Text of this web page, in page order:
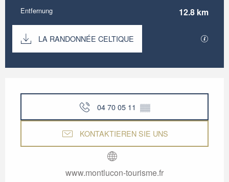
Entfernung
12.8 km
Dokumentation
LA RANDONNÉE CELTIQUE Mit
04 70 05 11 ▒▒
KONTAKTIEREN SIE UNS
www.montlucon-tourisme.fr